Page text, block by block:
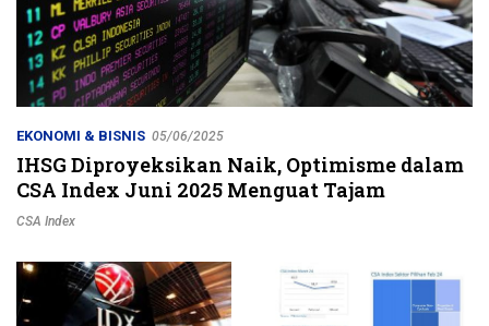
EKONOMI & BISNIS 05/06/2025
IHSG Diproyeksikan Naik, Optimisme dalam
CSA Index Juni 2025 Menguat Tajam
CSA Index